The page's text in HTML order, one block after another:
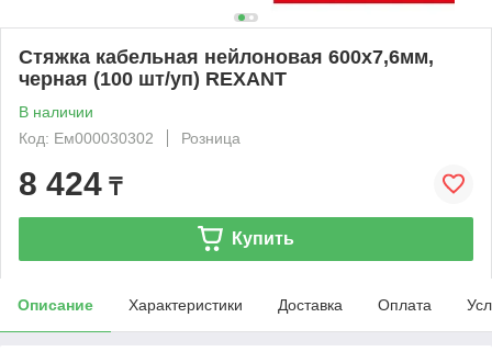
Стяжка кабельная нейлоновая 600x7,6мм,
черная (100 шт/уп) REXANT
В наличии
Код: Ем000030302
Розница
8 424 ₸
Купить
Описание Характеристики Доставка Оплата